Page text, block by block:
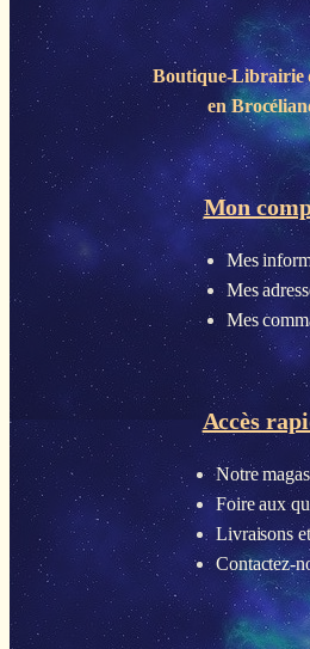
Boutique-Librairie
en
Mon
Mes
Mes
Mes
Accès
Notre
Foire aux
Livraisons
Contactez-